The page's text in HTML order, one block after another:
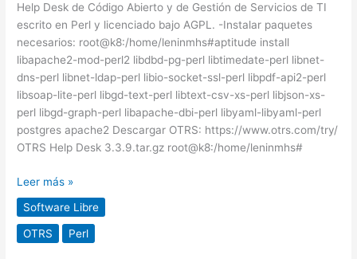
Help Desk de Código Abierto y de Gestión de Servicios de TI
escrito en Perl y licenciado bajo AGPL. -Instalar paquetes
necesarios: root@k8:/home/leninmhs#aptitude install
libapache2-mod-perl2 libdbd-pg-perl libtimedate-perl libnet-
dns-perl libnet-ldap-perl libio-socket-ssl-perl libpdf-api2-perl
libsoap-lite-perl libgd-text-perl libtext-csv-xs-perl libjson-xs-
perl libgd-graph-perl libapache-dbi-perl libyaml-libyaml-perl
postgres apache2 Descargar OTRS: https://www.otrs.com/try/
OTRS Help Desk 3.3.9.tar.gz root@k8:/home/leninmhs#
Leer más »
Software Libre
OTRS Perl